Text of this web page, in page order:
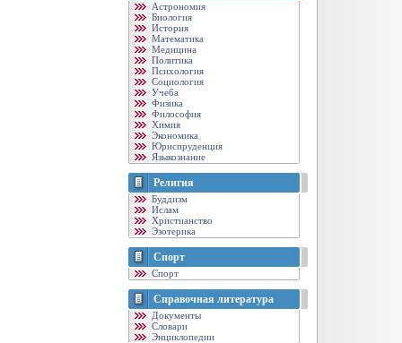
Астрономия
Биология
История
Математика
Медицина
Политика
Психология
Социология
Учеба
Физика
Философия
Химия
Экономика
Юриспруденция
Языкознание
Религия
Буддизм
Ислам
Христианство
Эзотерика
Спорт
Спорт
Справочная литература
Документы
Словари
Энциклопедии